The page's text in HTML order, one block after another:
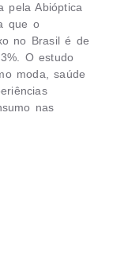
pela Abióptica
que o
no Brasil é de
O estudo
moda, saúde
nas